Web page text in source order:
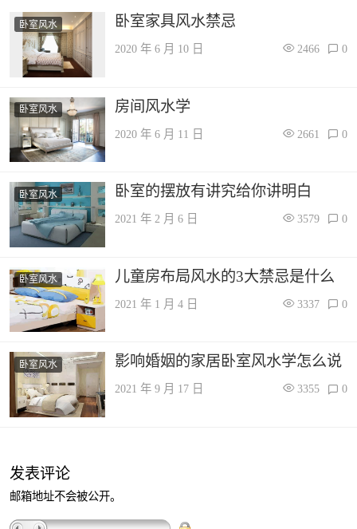
卧室风水 卧室家具风水禁忌
2020 年 6 月 10 日 2466 0
卧室风水 房间风水学
2020 年 6 月 11 日 2661 0
卧室风水 卧室的摆放有讲究给你讲明白
2021 年 2 月 6 日 3579 0
卧室风水 儿童房布局风水的3大禁忌是什么
2021 年 1 月 4 日 3337 0
卧室风水 影响婚姻的家居卧室风水学怎么说
2021 年 9 月 17 日 3355 0
发表评论
邮箱地址不会被公开。